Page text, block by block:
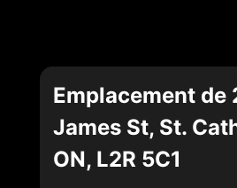
Emplacement
James St, St.
ON, L2R 5C1